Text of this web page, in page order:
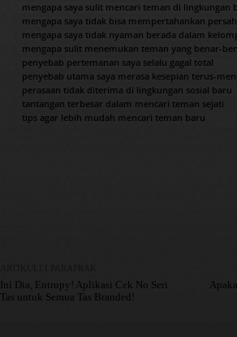
mengapa saya sulit mencari teman di lingkungan
mengapa saya tidak bisa mempertahankan
mengapa saya tidak nyaman berada dalam
mengapa sulit menemukan teman yang benar-
penyebab pertemanan saya selalu gagal total
penyebab utama saya merasa kesepian terus-
perasaan tidak diterima di lingkungan sosial baru
tantangan terbesar dalam mencari teman sejati
tips agar lebih mudah mencari teman baru
Ini Dia, Entrupy! Aplikasi Cek No Seri
Tas untuk Semua Tas Branded!